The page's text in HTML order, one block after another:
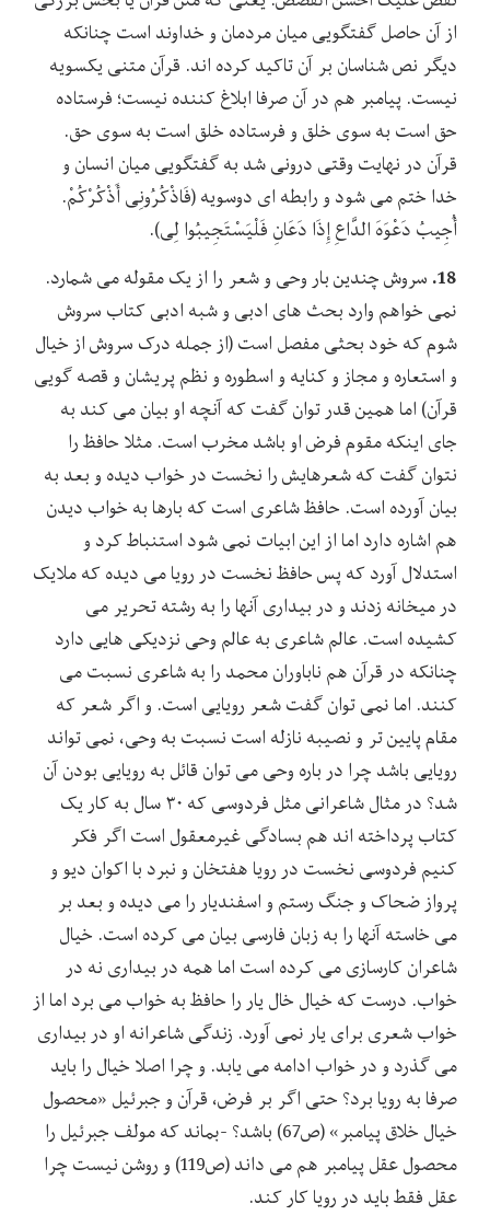
از آن حاصل گفتگویی میان مردمان و خداوند است چنانکه
دیگر نص شناسان بر آن تاکید کرده اند. قرآن متنی یکسویه
نیست. پیامبر هم در آن صرفا ابلاغ کننده نیست؛ فرستاده
حق است به سوی خلق و فرستاده خلق است به سوی حق.
قرآن در نهایت وقتی درونی شد به گفتگویی میان انسان و
خدا ختم می شود و رابطه ای دوسویه (فَاذْکُرُونِی أَذْکُرْکُمْ.
أُجِیبُ دَعْوَهَ الدَّاعِ إِذَا دَعَانِ فَلْیَسْتَجِیبُوا لِی).
18. سروش چندین بار وحی و شعر را از یک مقوله می شمارد.
نمی خواهم وارد بحث های ادبی و شبه ادبی کتاب سروش
شوم که خود بحثی مفصل است (از جمله درک سروش از خیال
و استعاره و مجاز و کنایه و اسطوره و نظم پریشان و قصه گویی
قرآن) اما همین قدر توان گفت که آنچه او بیان می کند به
جای اینکه مقوم فرض او باشد مخرب است. مثلا حافظ را
نتوان گفت که شعرهایش را نخست در خواب دیده و بعد به
بیان آورده است. حافظ شاعری است که بارها به خواب دیدن
هم اشاره دارد اما از این ابیات نمی شود استنباط کرد و
استدلال آورد که پس حافظ نخست در رویا می دیده که ملایک
در میخانه زدند و در بیداری آنها را به رشته تحریر می
کشیده است. عالم شاعری به عالم وحی نزدیکی هایی دارد
چنانکه در قرآن هم ناباوران محمد را به شاعری نسبت می
کنند. اما نمی توان گفت شعر رویایی است. و اگر شعر که
مقام پایین تر و نصیبه نازله است نسبت به وحی، نمی تواند
رویایی باشد چرا در باره وحی می توان قائل به رویایی بودن آن
شد؟ در مثال شاعرانی مثل فردوسی که ۳۰ سال به کار یک
کتاب پرداخته اند هم بسادگی غیرمعقول است اگر فکر
کنیم فردوسی نخست در رویا هفتخان و نبرد با اکوان دیو و
پرواز ضحاک و جنگ رستم و اسفندیار را می دیده و بعد بر
می خاسته آنها را به زبان فارسی بیان می کرده است. خیال
شاعران کارسازی می کرده است اما همه در بیداری نه در
خواب. درست که خیال خال یار را حافظ به خواب می برد اما از
خواب شعری برای یار نمی آورد. زندگی شاعرانه او در بیداری
می گذرد و در خواب ادامه می یابد. و چرا اصلا خیال را باید
صرفا به رویا برد؟ حتی اگر بر فرض، قرآن و جبرئیل «محصول
خیال خلاق پیامبر» (ص67) باشد؟ -بماند که مولف جبرئیل را
محصول عقل پیامبر هم می داند (ص119) و روشن نیست چرا
عقل فقط باید در رویا کار کند.